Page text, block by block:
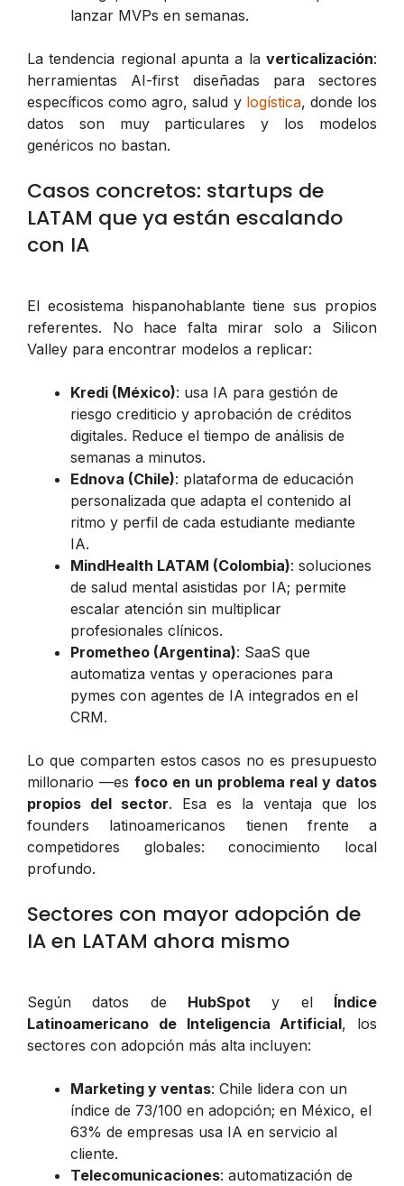
lanzar MVPs en semanas.
La tendencia regional apunta a la verticalización:
herramientas AI-first diseñadas para sectores
específicos como agro, salud y logística, donde los
datos son muy particulares y los modelos
genéricos no bastan.
Casos concretos: startups de
LATAM que ya están escalando
con IA
El ecosistema hispanohablante tiene sus propios
referentes. No hace falta mirar solo a Silicon
Valley para encontrar modelos a replicar:
Kredi (México): usa IA para gestión de
riesgo crediticio y aprobación de créditos
digitales. Reduce el tiempo de análisis de
semanas a minutos.
Ednova (Chile): plataforma de educación
personalizada que adapta el contenido al
ritmo y perfil de cada estudiante mediante
IA.
MindHealth LATAM (Colombia): soluciones
de salud mental asistidas por IA; permite
escalar atención sin multiplicar
profesionales clínicos.
Prometheo (Argentina): SaaS que
automatiza ventas y operaciones para
pymes con agentes de IA integrados en el
CRM.
Lo que comparten estos casos no es presupuesto
millonario —es foco en un problema real y datos
propios del sector. Esa es la ventaja que los
founders latinoamericanos tienen frente a
competidores globales: conocimiento local
profundo.
Sectores con mayor adopción de
IA en LATAM ahora mismo
Según datos de HubSpot y el Índice
Latinoamericano de Inteligencia Artificial, los
sectores con adopción más alta incluyen:
Marketing y ventas: Chile lidera con un
índice de 73/100 en adopción; en México, el
63% de empresas usa IA en servicio al
cliente.
Telecomunicaciones: automatización de